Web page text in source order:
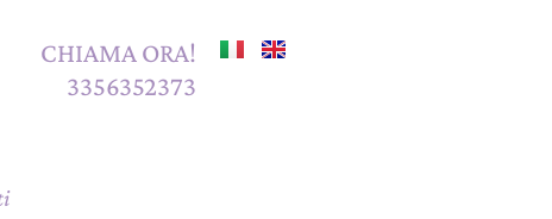
CHIAMA ORA!
3356352373